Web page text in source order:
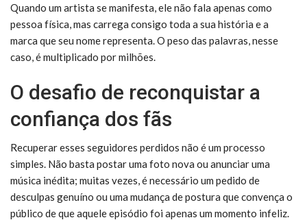
Quando um artista se manifesta, ele não fala apenas como
pessoa física, mas carrega consigo toda a sua história e a
marca que seu nome representa. O peso das palavras, nesse
caso, é multiplicado por milhões.
O desafio de reconquistar a
confiança dos fãs
Recuperar esses seguidores perdidos não é um processo
simples. Não basta postar uma foto nova ou anunciar uma
música inédita; muitas vezes, é necessário um pedido de
desculpas genuíno ou uma mudança de postura que convença o
público de que aquele episódio foi apenas um momento infeliz.